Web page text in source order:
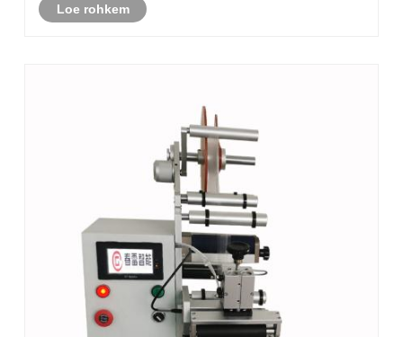
tõhusat tootmist kiiresti jätka......
Loe rohkem